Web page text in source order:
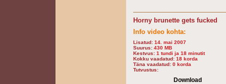
Horny brunette gets fucked
Info video kohta:
Lisatud: 14. mai 2007
Suurus: 430 MB
Kestvus: 1 tundi ja 18 minutit
Kokku vaadatud: 18 korda
Täna vaadatud: 0 korda
Tutvustus:
Download